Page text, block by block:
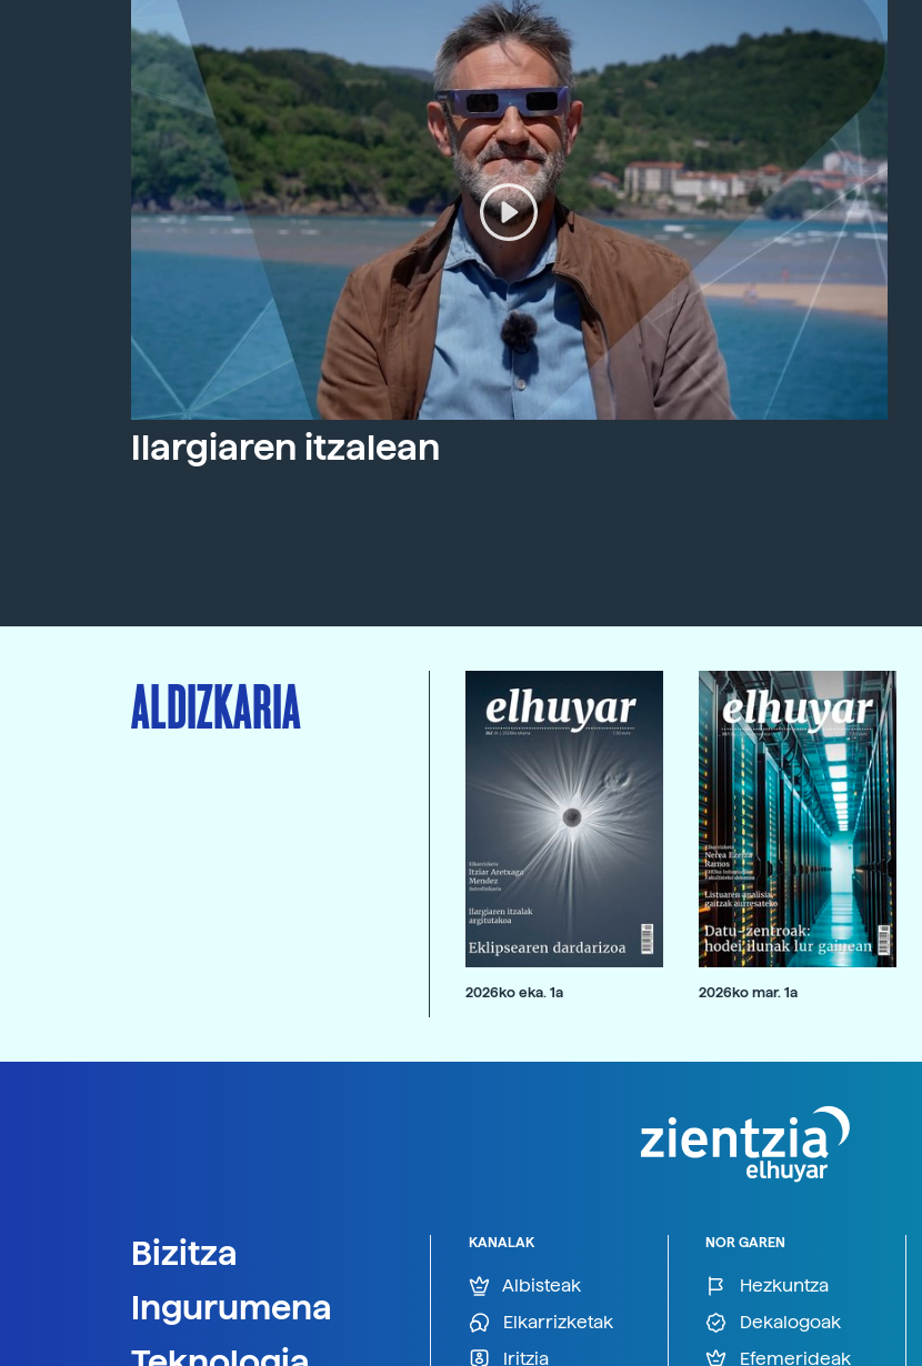
Ilargiaren itzalean
ALDIZKARIA
2026ko eka. 1a 2026ko mar. 1a
Bizitza
Ingurumena
KANALAK
Albisteak
Elkarrizketak
Iritzia
NOR GAREN
Hezkuntza
Dekalogoak
Efemerideak